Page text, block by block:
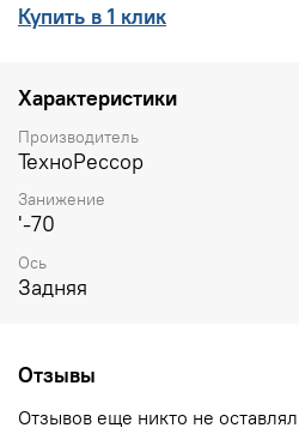
Купить в 1 клик
Характеристики
Производитель
ТехноРессор
Занижение
'-70
Ось
Задняя
Отзывы
Отзывов еще никто не оставлял